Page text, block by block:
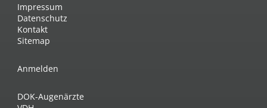
Impressum
Datenschutz
Kontakt
Sitemap
Anmelden
DOK-Augenärzte